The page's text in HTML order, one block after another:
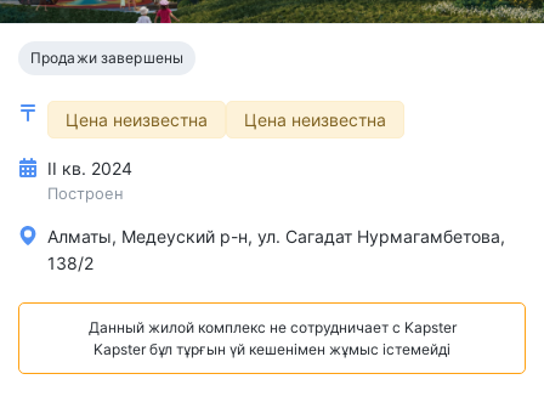
Продажи завершены
Цена неизвестна Цена неизвестна
II кв. 2024
Построен
Алматы, Медеуский р-н, ул. Сагадат Нурмагамбетова,
138/2
Данный жилой комплекс не сотрудничает с Kapster
Kapster бұл тұрғын үй кешенімен жұмыс істемейді